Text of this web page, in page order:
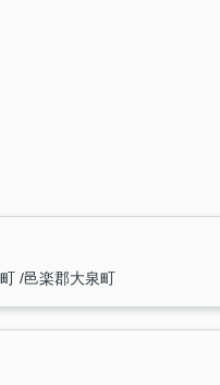
邑楽郡大泉町